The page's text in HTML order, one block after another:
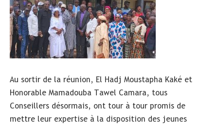
Au sortir de la réunion, El Hadj Moustapha Kaké et
Honorable Mamadouba Tawel Camara, tous
Conseillers désormais, ont tour à tour promis de
mettre leur expertise à la disposition des jeunes